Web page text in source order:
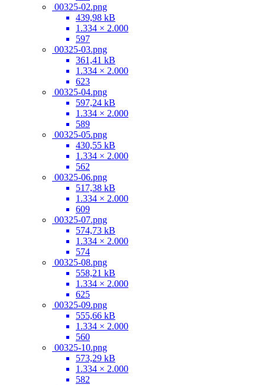
00325-02.png
439,98 kB
1.334 × 2.000
597
00325-03.png
361,41 kB
1.334 × 2.000
623
00325-04.png
597,24 kB
1.334 × 2.000
589
00325-05.png
430,55 kB
1.334 × 2.000
562
00325-06.png
517,38 kB
1.334 × 2.000
609
00325-07.png
574,73 kB
1.334 × 2.000
574
00325-08.png
558,21 kB
1.334 × 2.000
625
00325-09.png
555,66 kB
1.334 × 2.000
560
00325-10.png
573,29 kB
1.334 × 2.000
582